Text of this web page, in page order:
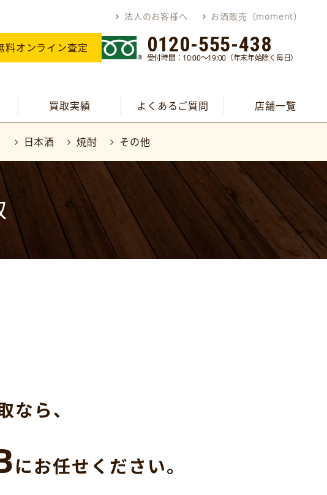
法人のお客様へ お酒販売（moment）
料オンライン査定 0120-555-438
受付時間：10:00～19:00（年末年始除く毎日）
買取実績 よくあるご質問 店舗一覧
日本酒 焼酎 その他
なら、
にお任せください。